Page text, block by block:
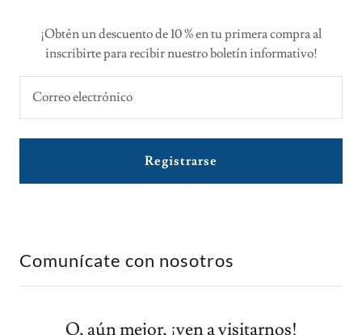
¡Obtén un descuento de 10 % en tu primera compra al
inscribirte para recibir nuestro boletín informativo!
Correo electrónico
Registrarse
Comunícate con nosotros
O, aún mejor, ¡ven a visitarnos!